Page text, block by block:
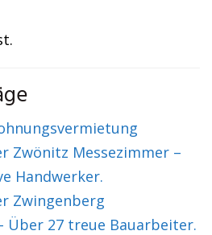
Zwönitz Messezimmer –
Handwerker.
Zwingenberg
Über 27 treue Bauarbeiter.